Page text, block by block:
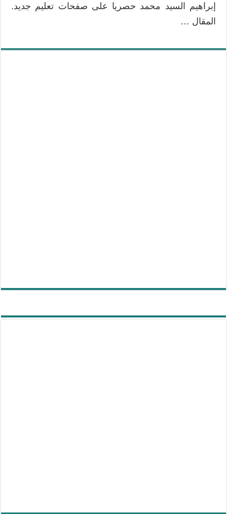
إبراهيم السيد محمد حصريا على صفحات تعليم جديد.
المقال …